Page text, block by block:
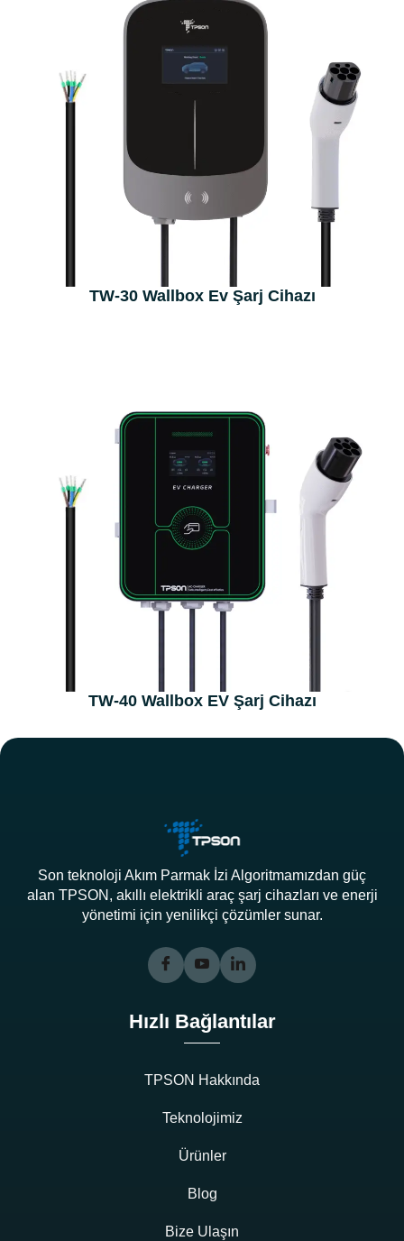
TW-30 Wallbox Ev Şarj Cihazı
TW-40 Wallbox EV Şarj Cihazı
Son teknoloji Akım Parmak İzi Algoritmamızdan güç
alan TPSON, akıllı elektrikli araç şarj cihazları ve enerji
yönetimi için yenilikçi çözümler sunar.
Hızlı Bağlantılar
TPSON Hakkında
Teknolojimiz
Ürünler
Blog
Bize Ulaşın